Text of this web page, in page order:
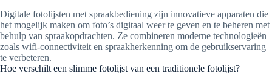
Digitale fotolijsten met spraakbediening zijn innovatieve apparaten die
het mogelijk maken om foto’s digitaal weer te geven en te beheren met
behulp van spraakopdrachten. Ze combineren moderne technologieën
zoals wifi-connectiviteit en spraakherkenning om de gebruikservaring
te verbeteren.
Hoe verschilt een slimme fotolijst van een traditionele fotolijst?